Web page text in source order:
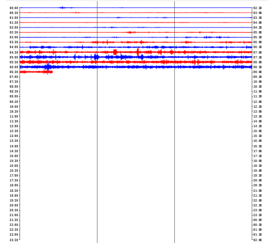
00:00
00:30
01:00
01:30
02:00
02:30
03:00
03:30
04:00
04:30
05:00
05:30
06:00
06:30
07:00
07:30
08:00
08:30
09:00
09:30
10:00
10:30
11:00
11:30
12:00
12:30
13:00
13:30
14:00
14:30
15:00
15:30
16:00
16:30
17:00
17:30
18:00
18:30
19:00
19:30
20:00
20:30
21:00
21:30
22:00
22:30
23:00
23:30
02:30
03:00
03:30
04:00
04:30
05:00
05:30
06:00
06:30
07:00
07:30
08:00
08:30
09:00
09:30
10:00
10:30
11:00
11:30
12:00
12:30
13:00
13:30
14:00
14:30
15:00
15:30
16:00
16:30
17:00
17:30
18:00
18:30
19:00
19:30
20:00
20:30
21:00
21:30
22:00
22:30
23:00
23:30
00:00
00:30
01:00
01:30
02:00